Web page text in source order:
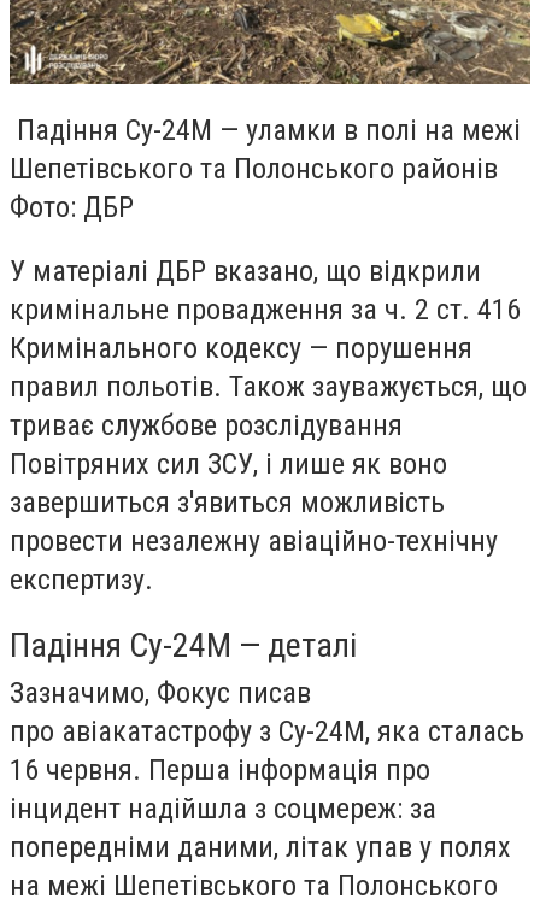
Падіння Су-24М — уламки в полі на межі
Шепетівського та Полонського районів
Фото: ДБР
У матеріалі ДБР вказано, що відкрили
кримінальне провадження за ч. 2 ст. 416
Кримінального кодексу — порушення
правил польотів. Також зауважується, що
триває службове розслідування
Повітряних сил ЗСУ, і лише як воно
завершиться з'явиться можливість
провести незалежну авіаційно-технічну
експертизу.
Падіння Су-24М — деталі
Зазначимо, Фокус писав
про авіакатастрофу з Су-24М, яка сталась
16 червня. Перша інформація про
інцидент надійшла з соцмереж: за
попередніми даними, літак упав у полях
на межі Шепетівського та Полонського